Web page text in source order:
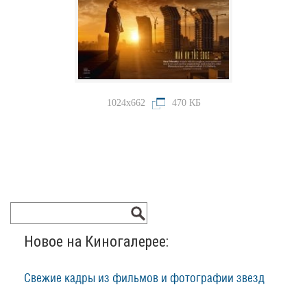
1024x662 470 КБ
Новое на Киногалерее:
Свежие кадры из фильмов и фотографии звезд